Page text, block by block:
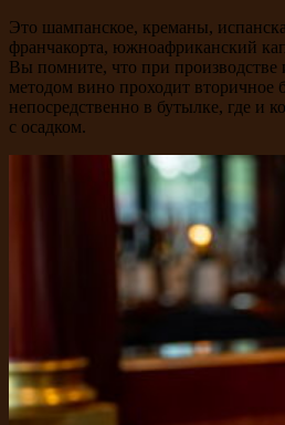
Это шампанское, креманы,
франчакорта, южноафриканский
Вы помните, что при производстве
методом вино проходит вторичное
непосредственно в бутылке, где и
с осадком.